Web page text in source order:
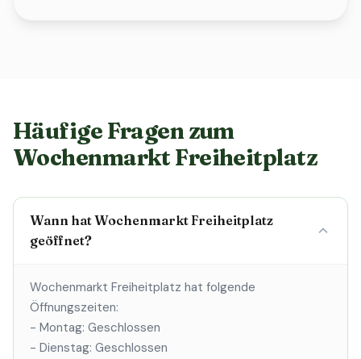
Häufige Fragen zum
Wochenmarkt Freiheitplatz
Wann hat Wochenmarkt Freiheitplatz
geöffnet?
Wochenmarkt Freiheitplatz hat folgende
Öffnungszeiten:
- Montag: Geschlossen
- Dienstag: Geschlossen